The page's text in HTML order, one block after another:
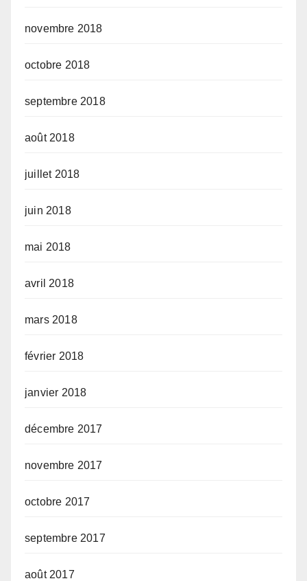
novembre 2018
octobre 2018
septembre 2018
août 2018
juillet 2018
juin 2018
mai 2018
avril 2018
mars 2018
février 2018
janvier 2018
décembre 2017
novembre 2017
octobre 2017
septembre 2017
août 2017